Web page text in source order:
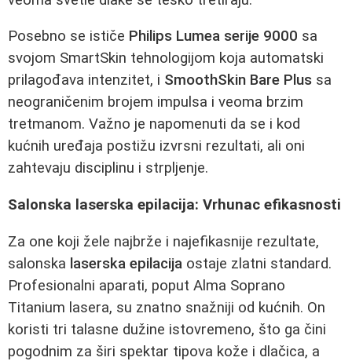
Posebno se ističe Philips Lumea serije 9000 sa
svojom SmartSkin tehnologijom koja automatski
prilagođava intenzitet, i SmoothSkin Bare Plus sa
neograničenim brojem impulsa i veoma brzim
tretmanom. Važno je napomenuti da se i kod
kućnih uređaja postižu izvrsni rezultati, ali oni
zahtevaju disciplinu i strpljenje.
Salonska laserska epilacija: Vrhunac efikasnosti
Za one koji žele najbrže i najefikasnije rezultate,
salonska laserska epilacija ostaje zlatni standard.
Profesionalni aparati, poput Alma Soprano
Titanium lasera, su znatno snažniji od kućnih. On
koristi tri talasne dužine istovremeno, što ga čini
pogodnim za širi spektar tipova kože i dlačica, a